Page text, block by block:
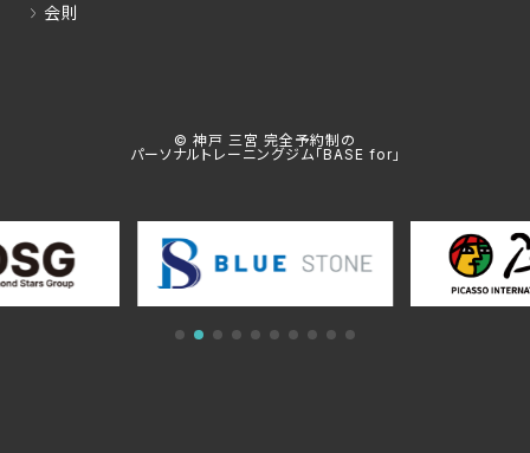
会則
© 神戸 三宮 完全予約制の
パーソナルトレーニングジム「BASE for」